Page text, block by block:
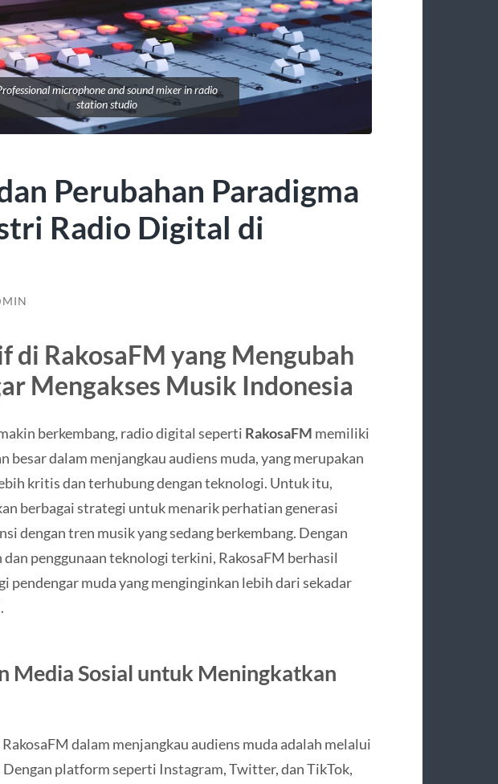
microphone and sound mixer in radio
station studio
Perubahan Paradigma
Radio Digital di
RakosaFM yang Mengubah
Mengakses Musik Indonesia
berkembang, radio digital seperti RakosaFM memiliki
besar dalam menjangkau audiens muda, yang merupakan
kritis dan terhubung dengan teknologi. Untuk itu,
berbagai strategi untuk menarik perhatian generasi
dengan tren musik yang sedang berkembang. Dengan
penggunaan teknologi terkini, RakosaFM berhasil
pendengar muda yang menginginkan lebih dari sekadar
Media Sosial untuk Meningkatkan
dalam menjangkau audiens muda adalah melalui
Dengan platform seperti Instagram, Twitter, dan TikTok,